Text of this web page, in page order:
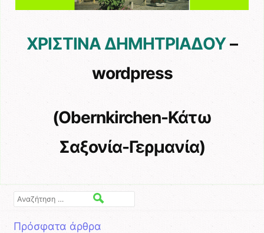
ΧΡΙΣΤΙΝΑ ΔΗΜΗΤΡΙΑΔΟΥ–
wordpress
(Obernkirchen-Κάτω
Σαξονία-Γερμανία)
Αναζήτηση
Πρόσφατα άρθρα